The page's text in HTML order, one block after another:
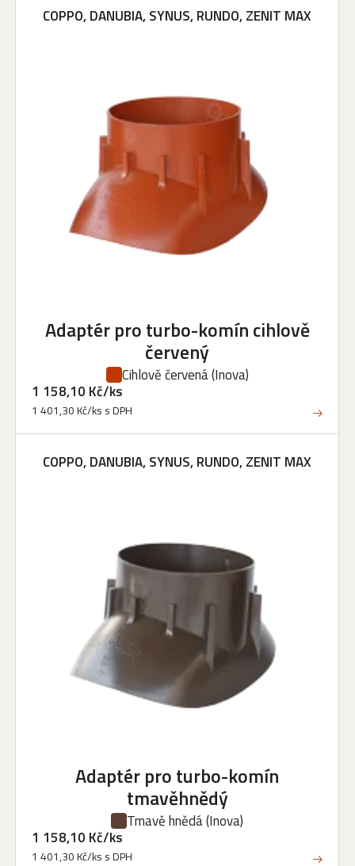
COPPO, DANUBIA, SYNUS, RUNDO, ZENIT MAX
Adaptér pro turbo-komín cihlově
červený
Cihlově červená(Inova)
1 158,10 Kč/ks
1 401,30 Kč/ks s DPH
COPPO, DANUBIA, SYNUS, RUNDO, ZENIT MAX
Adaptér pro turbo-komín
tmavěhnědý
Tmavě hnědá(Inova)
1 158,10 Kč/ks
1 401,30 Kč/ks s DPH